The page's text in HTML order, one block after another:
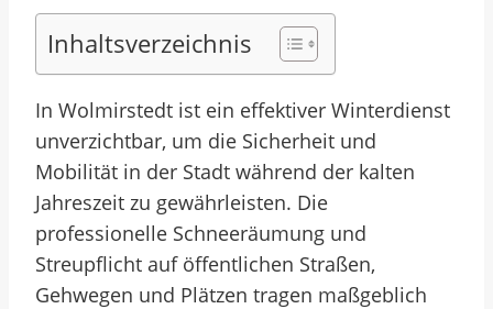
Inhaltsverzeichnis
In Wolmirstedt ist ein effektiver Winterdienst
unverzichtbar, um die Sicherheit und
Mobilität in der Stadt während der kalten
Jahreszeit zu gewährleisten. Die
professionelle Schneeräumung und
Streupflicht auf öffentlichen Straßen,
Gehwegen und Plätzen tragen maßgeblich